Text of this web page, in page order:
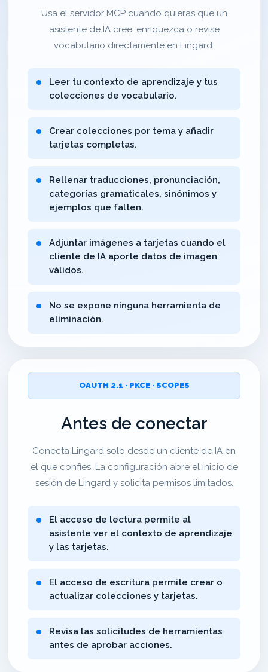
Usa el servidor MCP cuando quieras que un
asistente de IA cree, enriquezca o revise
vocabulario directamente en Lingard.
Leer tu contexto de aprendizaje y tus
colecciones de vocabulario.
Crear colecciones por tema y añadir
tarjetas completas.
Rellenar traducciones, pronunciación,
categorías gramaticales, sinónimos y
ejemplos que falten.
Adjuntar imágenes a tarjetas cuando el
cliente de IA aporte datos de imagen
válidos.
No se expone ninguna herramienta de
eliminación.
OAUTH 2.1 · PKCE · SCOPES
Antes de conectar
Conecta Lingard solo desde un cliente de IA en
el que confíes. La configuración abre el inicio de
sesión de Lingard y solicita permisos limitados.
El acceso de lectura permite al
asistente ver el contexto de aprendizaje
y las tarjetas.
El acceso de escritura permite crear o
actualizar colecciones y tarjetas.
Revisa las solicitudes de herramientas
antes de aprobar acciones.